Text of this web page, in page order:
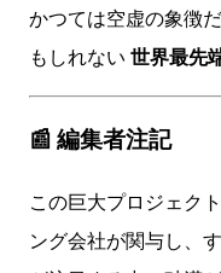
かつては空虚の象徴
もしれない 世界最先
📰 編集者注記
この巨大プロジェク
ング会社が関与し、